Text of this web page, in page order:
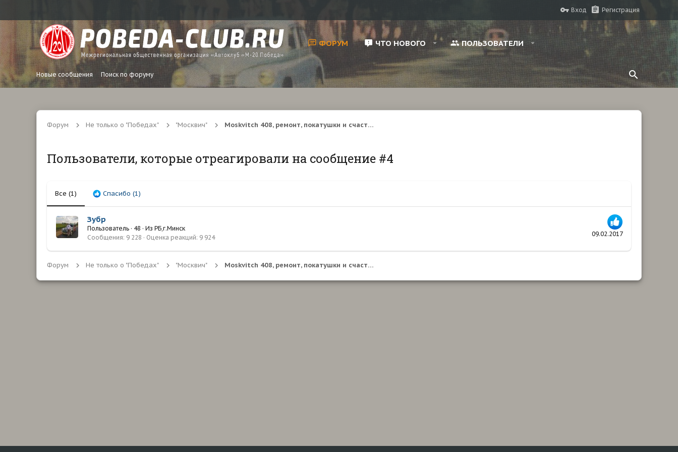
Вход Регистрация
ФОРУМ ЧТО НОВОГО ПОЛЬЗОВАТЕЛИ
Новые сообщения Поиск по форуму
Форум Не только о "Победах" "Москвич" Moskvitch 408, ремонт, покатушки и счастье в жизни )
Пользователи, которые отреагировали на сообщение #4
Все (1) Спасибо (1)
09.02.2017
Зубр
Пользователь · 48 · Из РБ,г.Минск
Сообщения 9 228 Оценка реакций 9 924
Форум Не только о "Победах" "Москвич" Moskvitch 408, ремонт, покатушки и счастье в жизни )